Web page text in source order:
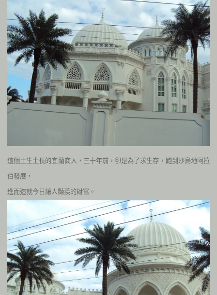
這個土生土長的宜蘭商人，三十年前，卻是為了求生存，跑到沙烏地阿拉
伯發展，
進而造就今日讓人豔羨的財富。